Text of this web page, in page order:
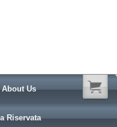
About Us
Riservata